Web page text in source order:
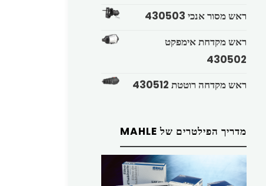
ראש מסור אנכי 430503
ראש מקדחת אימפקט
430502
ראש מקדחה רוטטת 430512
מדריך הפילטרים של MAHLE